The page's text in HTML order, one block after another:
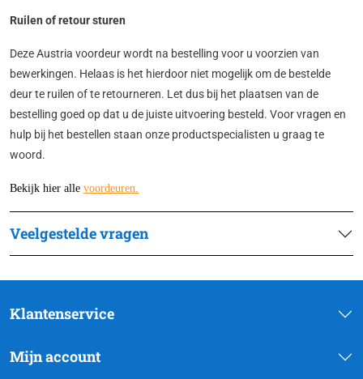
Ruilen of retour sturen
Deze Austria voordeur wordt na bestelling voor u voorzien van
bewerkingen. Helaas is het hierdoor niet mogelijk om de bestelde
deur te ruilen of te retourneren. Let dus bij het plaatsen van de
bestelling goed op dat u de juiste uitvoering besteld. Voor vragen en
hulp bij het bestellen staan onze productspecialisten u graag te
woord.
Bekijk hier alle voordeuren.
Veelgestelde vragen
Klantenservice
Mijn account